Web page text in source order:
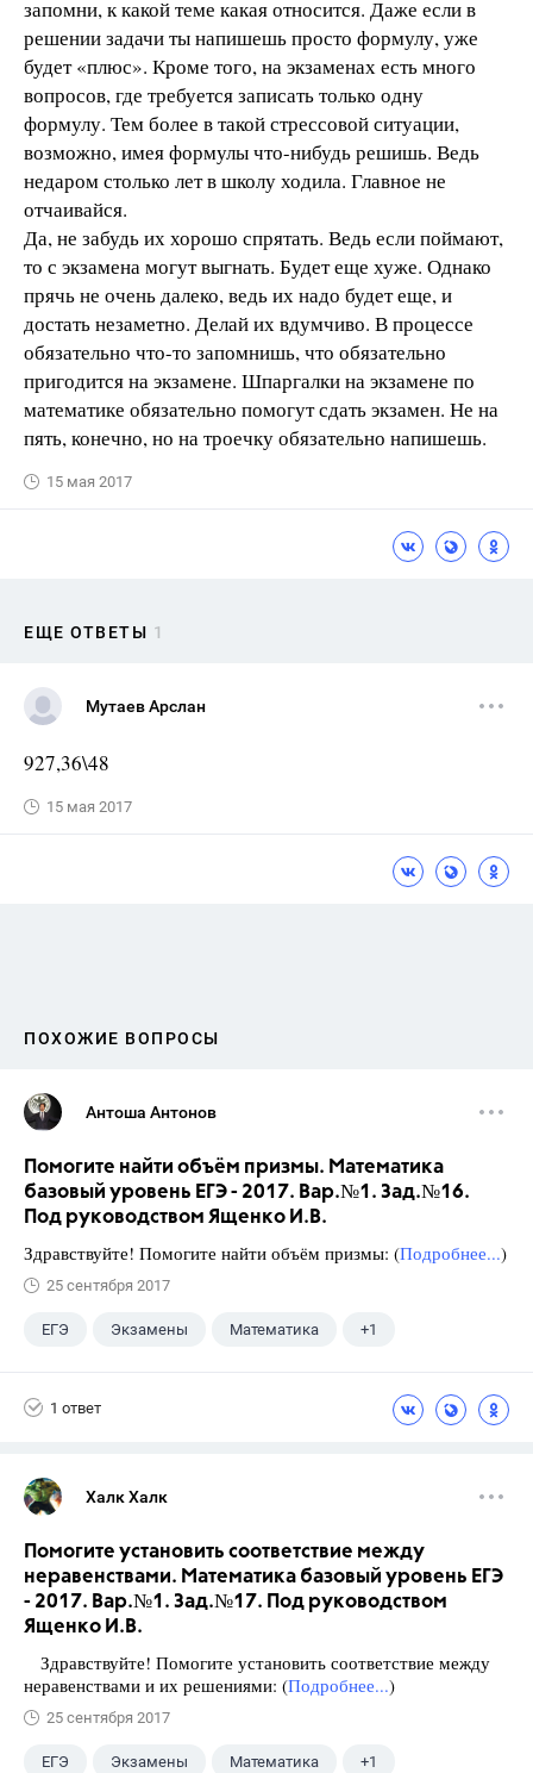
запомни, к какой теме какая относится. Даже если в
решении задачи ты напишешь просто формулу, уже
будет «плюс». Кроме того, на экзаменах есть много
вопросов, где требуется записать только одну
формулу. Тем более в такой стрессовой ситуации,
возможно, имея формулы что-нибудь решишь. Ведь
недаром столько лет в школу ходила. Главное не
отчаивайся.
Да, не забудь их хорошо спрятать. Ведь если поймают,
то с экзамена могут выгнать. Будет еще хуже. Однако
прячь не очень далеко, ведь их надо будет еще, и
достать незаметно. Делай их вдумчиво. В процессе
обязательно что-то запомнишь, что обязательно
пригодится на экзамене. Шпаргалки на экзамене по
математике обязательно помогут сдать экзамен. Не на
пять, конечно, но на троечку обязательно напишешь.
15 мая 2017
ЕЩЕ ОТВЕТЫ 1
Мутаев Арслан
927,36\48
15 мая 2017
ПОХОЖИЕ ВОПРОСЫ
Антоша Антонов
Помогите найти объём призмы. Математика
базовый уровень ЕГЭ - 2017. Вар.№1. Зад.№16.
Под руководством Ященко И.В.
Здравствуйте! Помогите найти объём призмы: (Подробнее...)
25 сентября 2017
ЕГЭ Экзамены Математика +1
1 ответ
Халк Халк
Помогите установить соответствие между
неравенствами. Математика базовый уровень ЕГЭ
- 2017. Вар.№1. Зад.№17. Под руководством
Ященко И.В.
Здравствуйте! Помогите установить соответствие между
неравенствами и их решениями: (Подробнее...)
25 сентября 2017
ЕГЭ Экзамены Математика +1